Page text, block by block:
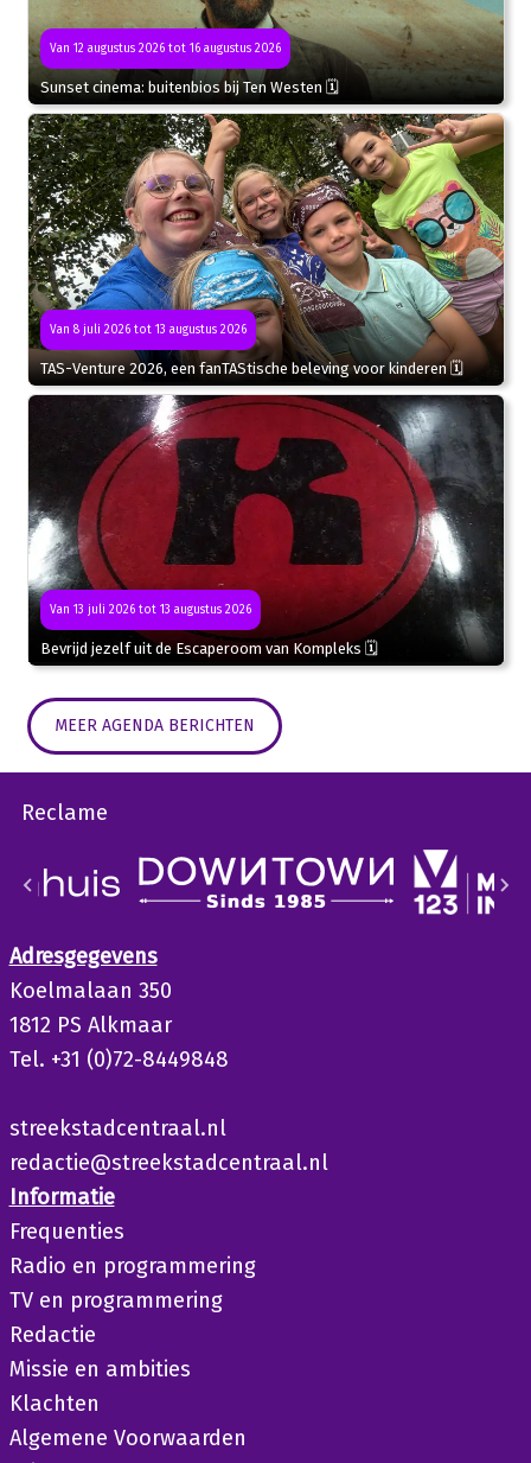
Van 12 augustus 2026 tot 16 augustus 2026
Sunset cinema: buitenbios bij Ten Westen 🗓
Van 8 juli 2026 tot 13 augustus 2026
TAS-Venture 2026, een fanTAStische beleving voor kinderen 🗓
Van 13 juli 2026 tot 13 augustus 2026
Bevrijd jezelf uit de Escaperoom van Kompleks 🗓
MEER AGENDA BERICHTEN
Reclame
Adresgegevens
Koelmalaan 350
1812 PS Alkmaar
Tel. +31 (0)72-8449848
streekstadcentraal.nl
redactie@streekstadcentraal.nl
Informatie
Frequenties
Radio en programmering
TV en programmering
Redactie
Missie en ambities
Klachten
Algemene Voorwaarden